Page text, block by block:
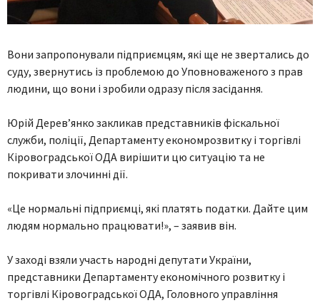
Вони запропонували підприємцям, які ще не звертались до
суду, звернутись із проблемою до Уповноваженого з прав
людини, що вони і зробили одразу після засідання.
Юрій Дерев’янко закликав представників фіскальної
служби, поліції, Департаменту економрозвитку і торгівлі
Кіровоградської ОДА вирішити цю ситуацію та не
покривати злочинні дії.
«Це нормальні підприємці, які платять податки. Дайте цим
людям нормально працювати!», – заявив він.
У заході взяли участь народні депутати України,
представники Департаменту економічного розвитку і
торгівлі Кіровоградської ОДА, Головного управління